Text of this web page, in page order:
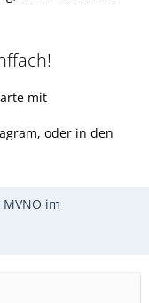
mit
oder in den
im